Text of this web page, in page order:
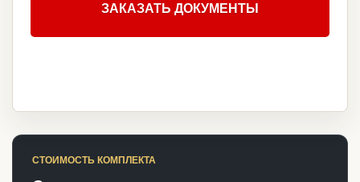
ЗАКАЗАТЬ ДОКУМЕНТЫ
СТОИМОСТЬ КОМПЛЕКТА